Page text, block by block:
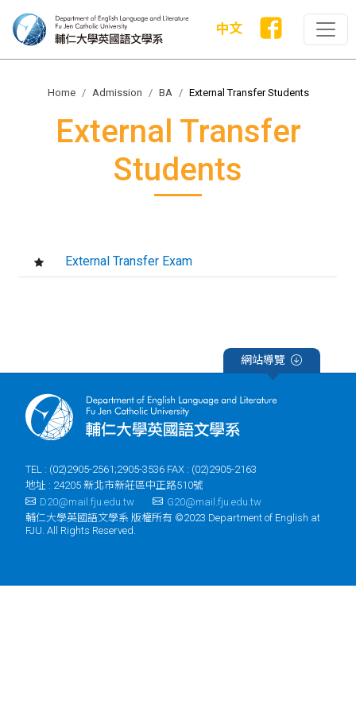
中文
Home Admission BA External Transfer Students
External Transfer
Students
External Transfer Exam
網站導覽
TEL : (02)2905-2561;2905-3536 FAX : (02)2905-2163
地址 : 24205 新北市新莊區中正路510號
D20@mail.fju.edu.tw
G20@mail.fju.edu.tw
輔仁大學英國語文學系 版權所有 ©2023 Department of English at
FJU. All Rights Reserved.